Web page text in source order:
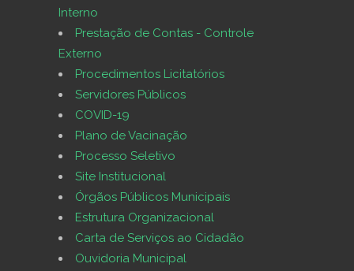
Interno
Prestação de Contas - Controle
Externo
Procedimentos Licitatórios
Servidores Públicos
COVID-19
Plano de Vacinação
Processo Seletivo
Site Institucional
Órgãos Públicos Municipais
Estrutura Organizacional
Carta de Serviços ao Cidadão
Ouvidoria Municipal